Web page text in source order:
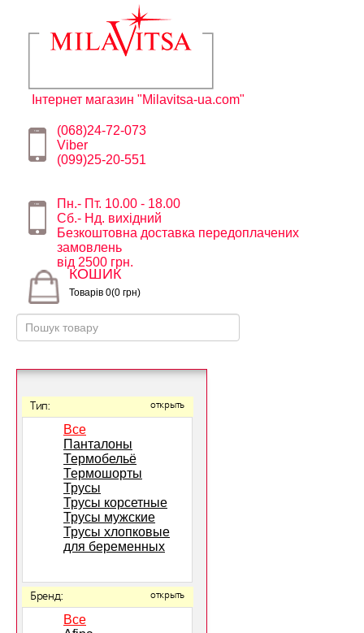
Інтернет магазин "Milavitsa-ua.com"
(068)24-72-073
Viber
(099)25-20-551
Пн.- Пт. 10.00 - 18.00
Сб.- Нд. вихідний
Безкоштовна доставка передоплачених
замовлень
від 2500 грн.
КОШИК
Товарів 0(0 грн)
Тип: открыть
Все
Панталоны
Термобельё
Термошорты
Трусы
Трусы корсетные
Трусы мужские
Трусы хлопковые
для беременных
Бренд: открыть
Все